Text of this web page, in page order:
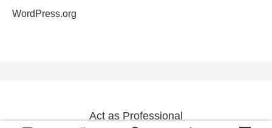
WordPress.org
Act as Professional